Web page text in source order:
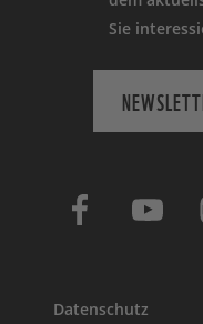
Sie
Datenschutz